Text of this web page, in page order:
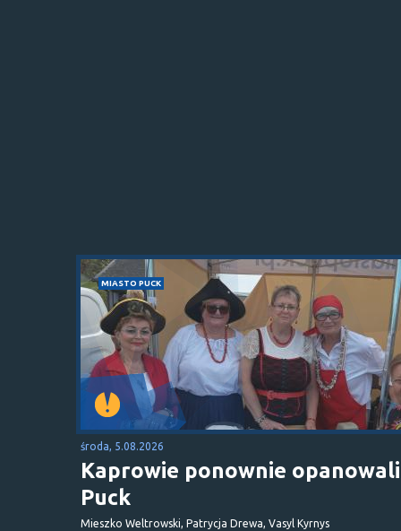
MIASTO PUCK
środa, 5.08.2026
Kaprowie ponownie opanowali
Puck
Mieszko Weltrowski, Patrycja Drewa, Vasyl Kyrnys